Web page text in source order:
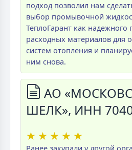
подход позволил нам
выбор промывочной
ТеплоГарант как надежного
расходных материалов для
систем отопления и
ним снова.
АО
ШЕЛК», ИНН
★ ★ ★ ★ ★